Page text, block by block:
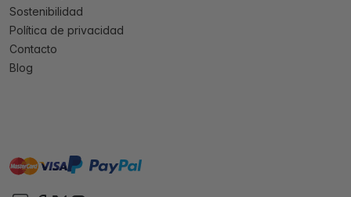
Sostenibilidad
Política de privacidad
Contacto
Blog
mastervisa paypal